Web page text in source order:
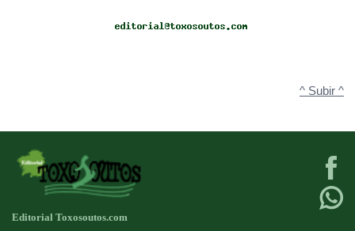
^ Subir ^
Editorial Toxosoutos.com